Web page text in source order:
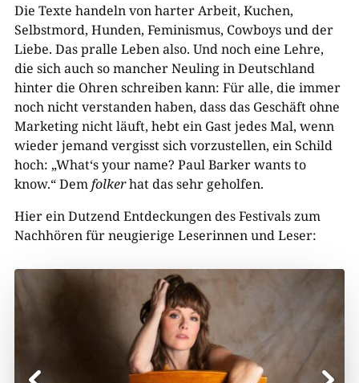
Die Texte handeln von harter Arbeit, Kuchen,
Selbstmord, Hunden, Feminismus, Cowboys und der
Liebe. Das pralle Leben also. Und noch eine Lehre,
die sich auch so mancher Neuling in Deutschland
hinter die Ohren schreiben kann: Für alle, die immer
noch nicht verstanden haben, dass das Geschäft ohne
Marketing nicht läuft, hebt ein Gast jedes Mal, wenn
wieder jemand vergisst sich vorzustellen, ein Schild
hoch: „What‘s your name? Paul Barker wants to
know.“ Demfolkerhat das sehr geholfen.
Hier ein Dutzend Entdeckungen des Festivals zum
Nachhören für neugierige Leserinnen und Leser: